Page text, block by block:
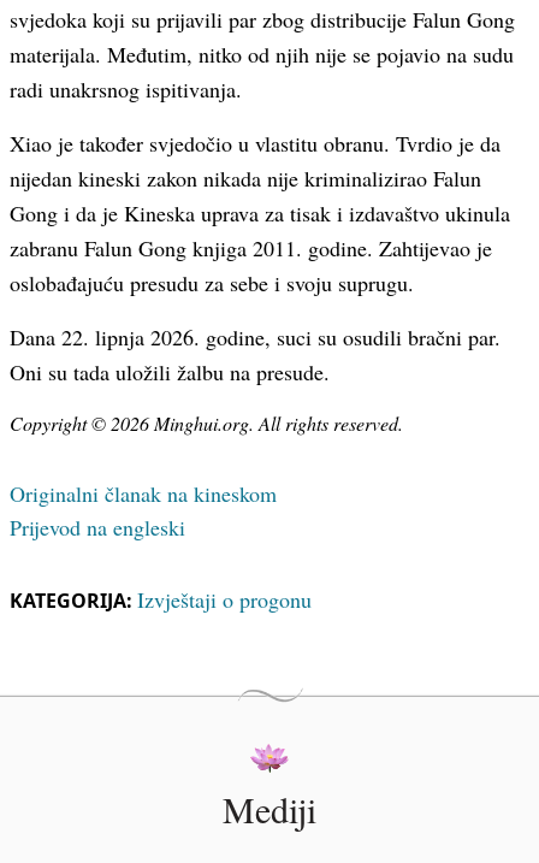
svjedoka koji su prijavili par zbog distribucije Falun Gong
materijala. Međutim, nitko od njih nije se pojavio na sudu
radi unakrsnog ispitivanja.
Xiao je također svjedočio u vlastitu obranu. Tvrdio je da
nijedan kineski zakon nikada nije kriminalizirao Falun
Gong i da je Kineska uprava za tisak i izdavaštvo ukinula
zabranu Falun Gong knjiga 2011. godine. Zahtijevao je
oslobađajuću presudu za sebe i svoju suprugu.
Dana 22. lipnja 2026. godine, suci su osudili bračni par.
Oni su tada uložili žalbu na presude.
Copyright © 2026 Minghui.org. All rights reserved.
Originalni članak na kineskom
Prijevod na engleski
KATEGORIJA: Izvještaji o progonu
Mediji